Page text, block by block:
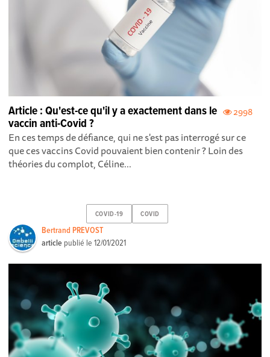
2998
Article : Qu'est-ce qu'il y a exactement dans le
vaccin anti-Covid ?
En ces temps de défiance, qui ne s'est pas interrogé sur ce
que ces vaccins Covid pouvaient bien contenir ? Loin des
théories du complot, Céline...
COVID-19 COVID
Bertrand PREVOST
article publié le12/01/2021